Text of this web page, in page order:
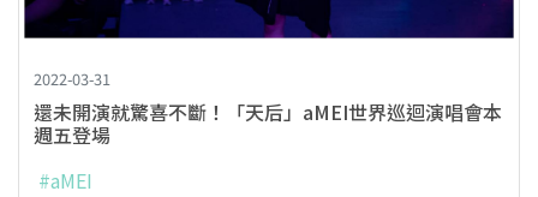
2022-03-31
還未開演就驚喜不斷！「天后」aMEI世界巡迴演唱會本
週五登場
#aMEI